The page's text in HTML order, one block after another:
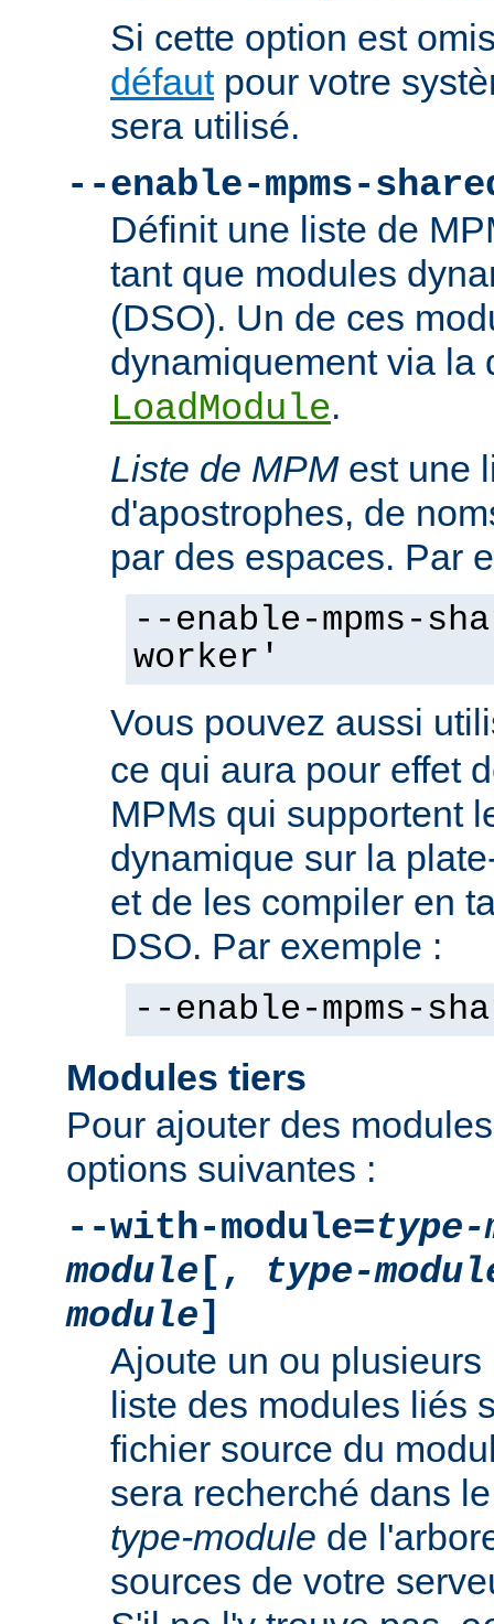
Si cette option est
défautpour votre
sera utilisé.
--enable-mpms-
Définit une liste de
tant que modules
(DSO). Un de ces
dynamiquement via la
LoadModule.
Liste de MPMest une
d'apostrophes, de
par des espaces. Par
--enable-mpms-
worker'
Vous pouvez aussi
ce qui aura pour effet
MPMs qui supportent
dynamique sur la
et de les compiler en
DSO. Par exemple :
--enable-mpms-
Modules tiers
Pour ajouter des
options suivantes :
--with-module=type-
module [,
type-
module]
Ajoute un ou
liste des modules liés
fichier source du
sera recherché dans
type-module de
sources de votre